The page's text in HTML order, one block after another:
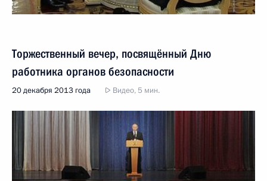
Торжественный вечер, посвящённый Дню
работника органов безопасности
20 декабря 2013 года Видео, 5 мин.